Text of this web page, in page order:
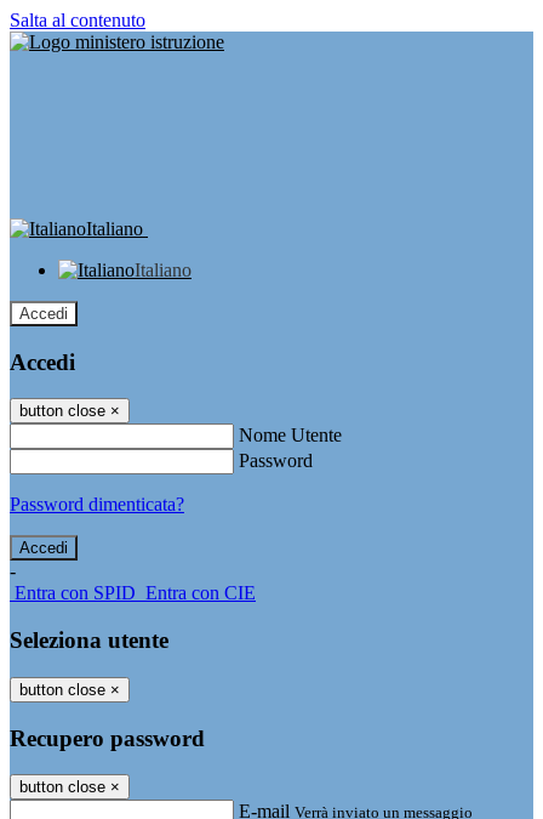
Salta al contenuto
Italiano
Italiano
Accedi
Accedi
button close ×
Nome Utente
Password
Password dimenticata?
-
Entra con SPID Entra con CIE
Seleziona utente
button close ×
Recupero password
button close ×
E-mail Verrà inviato un messaggio